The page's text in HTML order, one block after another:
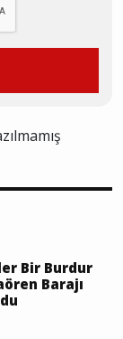
Bir Burdur
Barajı